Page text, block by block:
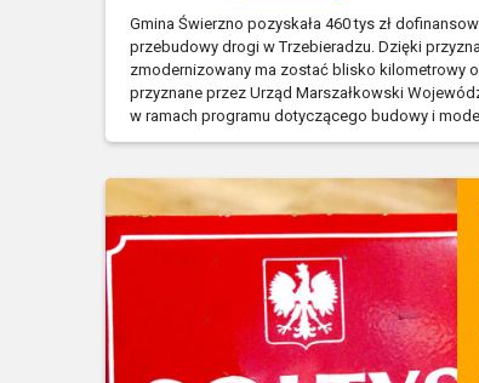
Gmina Świerzno pozyskała 460 tys zł
przebudowy drogi w Trzebieradzu. Dzięki
zmodernizowany ma zostać blisko kilometrowy
przyznane przez Urząd Marszałkowski
w ramach programu dotyczącego budowy i